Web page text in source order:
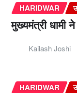
HARIDWAR
मुख्यमंत्री धामी
Kailash Joshi
HARIDWAR